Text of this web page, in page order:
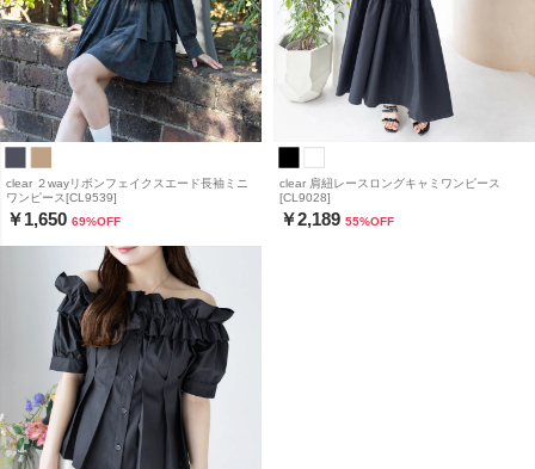
clear ２wayリボンフェイクスエード長袖ミニ
ワンピース[CL9539]
￥1,650 69%OFF
clear 肩紐レースロングキャミワンピース
[CL9028]
￥2,189 55%OFF